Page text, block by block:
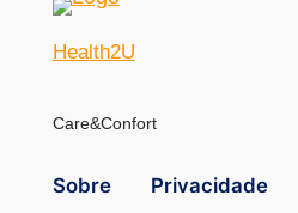
Health2U
Care&Confort
Sobre Privacidade